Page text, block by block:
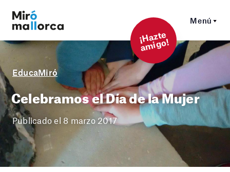
Menú
¡
Hazt
e
a
mi
g
o!
EducaMiró
Celebramos el Día de la Mujer
Publicado el 8 marzo 2017